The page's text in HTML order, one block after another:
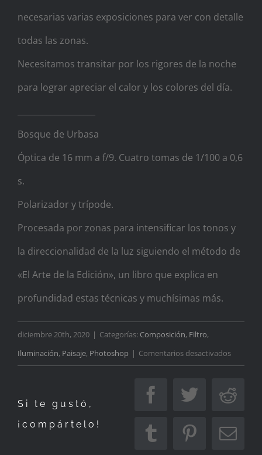
necesarias varias exposiciones para ver con detalle
todas las zonas.
Necesitamos transitar por los rigores de la noche
para lograr apreciar el calor y los colores del día.
Bosque de Urbasa
Óptica de 16 mm a f/9. Cuatro tomas de 1/100 a 0,6
s.
Polarizador y trípode.
Procesada por zonas para intensificar los tonos y
la direccionalidad de la luz siguiendo el método de
«El Arte de la Edición», un libro que explica en
profundidad estas técnicas y muchísimas más.
diciembre 20th, 2020 | Categorías: Composición, Filtro,
Iluminación, Paisaje, Photoshop | Comentarios desactivadosen
la
Si te gustó,
¡compártelo!
FacebookTwitter
TumblrPinterest